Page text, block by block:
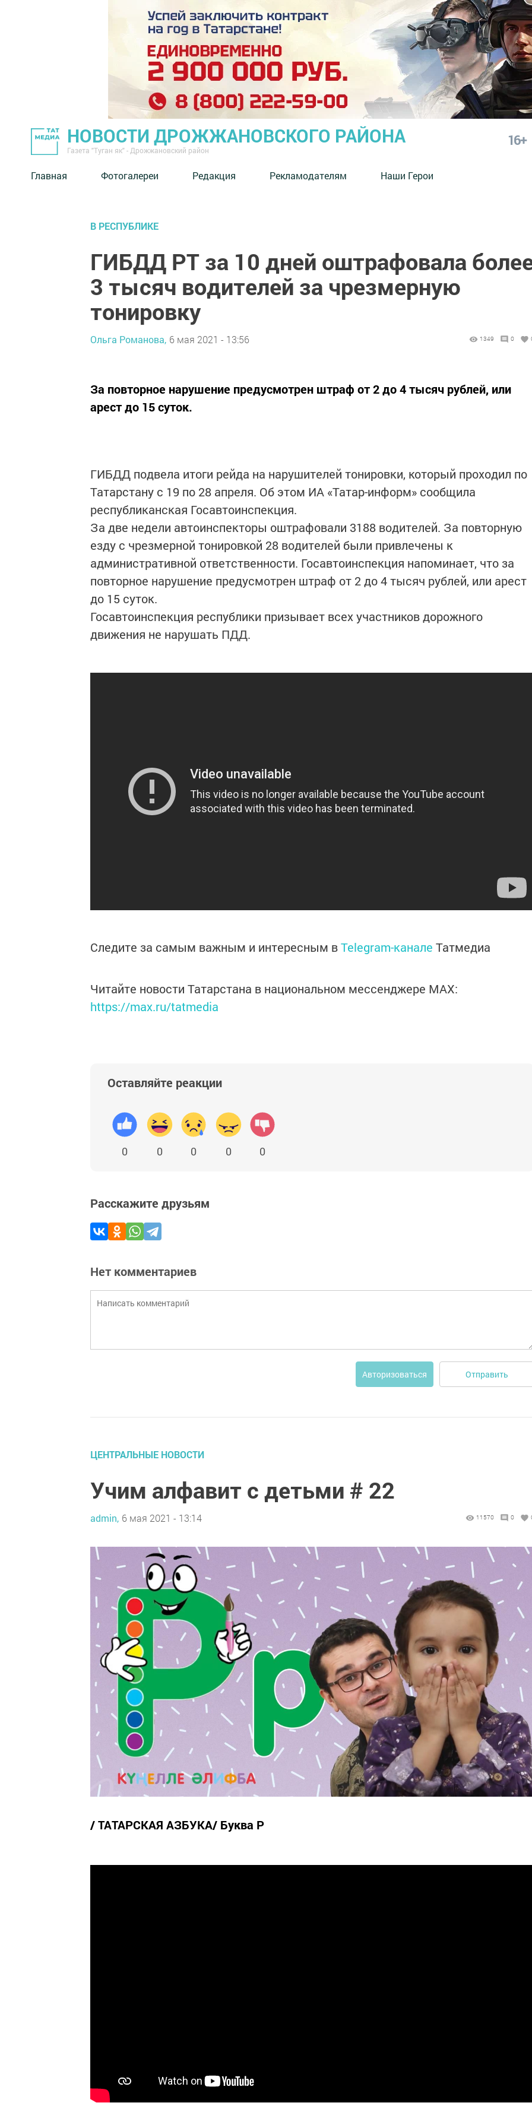
НОВОСТИ ДРОЖЖАНОВСКОГО РАЙОНА
Газета "Туган як" - Дрожжановский район
16+
Главная Фотогалереи Редакция Рекламодателям Наши Герои
В РЕСПУБЛИКЕ
ГИБДД РТ за 10 дней оштрафовала
3 тысяч водителей за чрезмерную
тонировку
Ольга Романова, 6 мая 2021 - 13:56 1349 0
За повторное нарушение предусмотрен штраф от 2 до 4 тысяч рублей, или
арест до 15 суток.
ГИБДД подвела итоги рейда на нарушителей тонировки, который проходил по
Татарстану с 19 по 28 апреля. Об этом ИА «Татар-информ» сообщила
республиканская Госавтоинспекция.
За две недели автоинспекторы оштрафовали 3188 водителей. За повторную
езду с чрезмерной тонировкой 28 водителей были привлечены к
административной ответственности. Госавтоинспекция напоминает, что за
повторное нарушение предусмотрен штраф от 2 до 4 тысяч рублей, или арест
до 15 суток.
Госавтоинспекция республики призывает всех участников дорожного
движения не нарушать ПДД.
Следите за самым важным и интересным вTelegram-канале Татмедиа
Читайте новости Татарстана в национальном мессенджере MАХ:
https://max.ru/tatmedia
Оставляйте реакции
0 0 0 0 0
Расскажите друзьям
Нет комментариев
Авторизоваться Отправить
ЦЕНТРАЛЬНЫЕ НОВОСТИ
Учим алфавит с детьми # 22
admin, 6 мая 2021 - 13:14 11570 0
/ ТАТАРСКАЯ АЗБУКА/ Буква Р